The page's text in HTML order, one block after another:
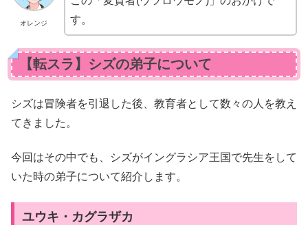
オレンジ
す。
【転スラ】シズの弟子について
シズは冒険者を引退した後、教育者として数々の人を教え
てきました。
今回はその中でも、シズがイングラシア王国で先生をして
いた時の弟子について紹介します。
ユウキ・カグラザカ